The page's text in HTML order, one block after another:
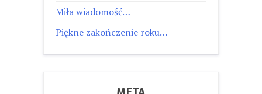
Miła wiadomość…
Piękne zakończenie roku…